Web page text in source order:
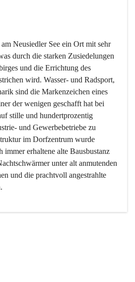
Neusiedler See ein Ort mit sehr
durch die starken Zusiedelungen
und die Errichtung des
wird. Wasser- und Radsport,
sind die Markenzeichen eines
der wenigen geschafft hat bei
stille und hundertprozentig
und Gewerbebetriebe zu
im Dorfzentrum wurde
immer erhaltene alte Bausbustanz
unter alt anmutenden
und die prachtvoll angestrahlte
nicht mehr, ist aber integrativer